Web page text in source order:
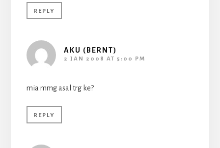
REPLY
AKU (BERNT)
2 JAN 2008 AT 5:00 PM
mia mmg asal trg ke?
REPLY